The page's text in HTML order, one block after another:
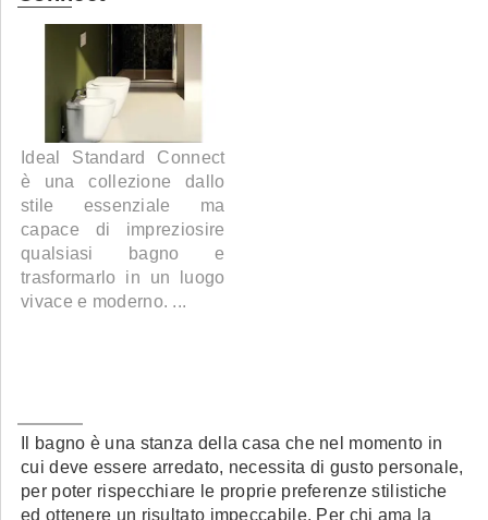
Ideal Standard Connect
è una collezione dallo
stile essenziale ma
capace di impreziosire
qualsiasi bagno e
trasformarlo in un luogo
vivace e moderno. ...
Il bagno è una stanza della casa che nel momento in
cui deve essere arredato, necessita di gusto personale,
per poter rispecchiare le proprie preferenze stilistiche
ed ottenere un risultato impeccabile. Per chi ama la